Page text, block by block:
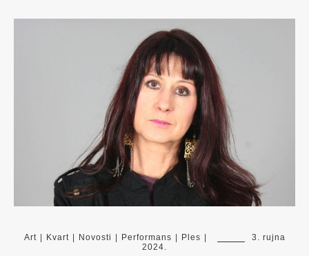
Art Kvart Novosti Performans Ples
3. rujna
2024.